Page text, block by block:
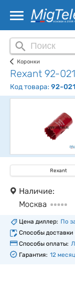
Коронки
Rexant 92-
Код товара: 92-
Rexant
Наличие:
Москва
Цена диллер: По
Способы доставки
Способы оплаты:
Гарантия: 12